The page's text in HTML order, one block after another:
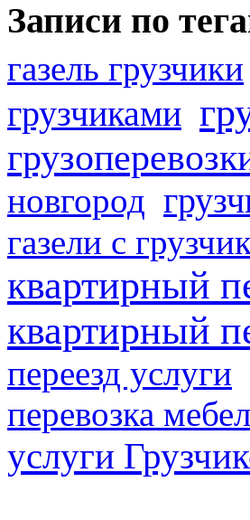
Записи по
газель грузчики
грузчиками
новгород
газели с
квартирный
квартирный
переезд услуги
перевозка
услуги